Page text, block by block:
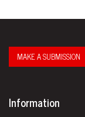
MAKE A SUBMISSION
Information